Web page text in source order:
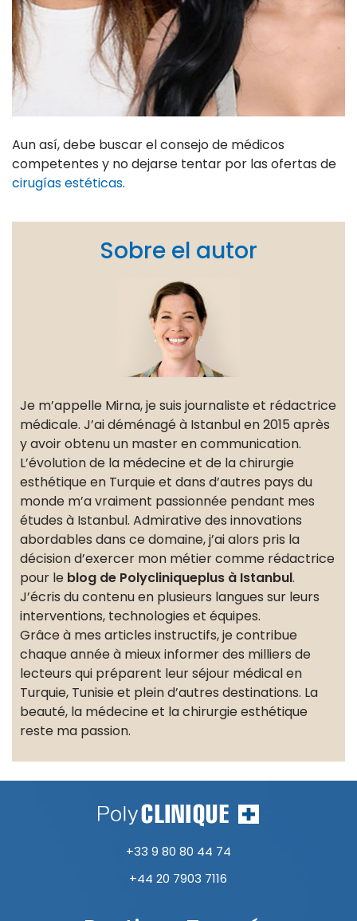
Aun así, debe buscar el consejo de médicos
competentes y no dejarse tentar por las ofertas de
cirugías estéticas.
Sobre el autor
Je m’appelle Mirna, je suis journaliste et rédactrice
médicale. J’ai déménagé à Istanbul en 2015 après
y avoir obtenu un master en communication.
L’évolution de la médecine et de la chirurgie
esthétique en Turquie et dans d’autres pays du
monde m’a vraiment passionnée pendant mes
études à Istanbul. Admirative des innovations
abordables dans ce domaine, j’ai alors pris la
décision d’exercer mon métier comme rédactrice
pour le blog de Polycliniqueplus à Istanbul.
J’écris du contenu en plusieurs langues sur leurs
interventions, technologies et équipes.
Grâce à mes articles instructifs, je contribue
chaque année à mieux informer des milliers de
lecteurs qui préparent leur séjour médical en
Turquie, Tunisie et plein d’autres destinations. La
beauté, la médecine et la chirurgie esthétique
reste ma passion.
+33 9 80 80 44 74
+44 20 7903 7116